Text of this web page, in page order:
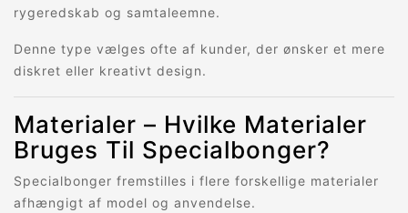
rygeredskab og samtaleemne.
Denne type vælges ofte af kunder, der ønsker et mere
diskret eller kreativt design.
Materialer – Hvilke Materialer
Bruges Til Specialbonger?
Specialbonger fremstilles i flere forskellige materialer
afhængigt af model og anvendelse.